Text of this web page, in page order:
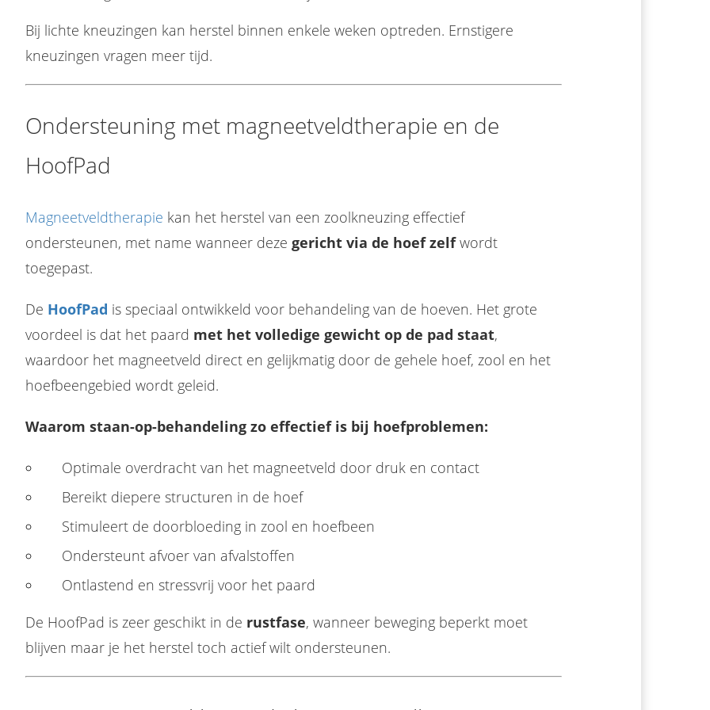
Bij lichte kneuzingen kan herstel binnen enkele weken optreden. Ernstigere
kneuzingen vragen meer tijd.
Ondersteuning met magneetveldtherapie en de
HoofPad
Magneetveldtherapie kan het herstel van een zoolkneuzing effectief
ondersteunen, met name wanneer deze gericht via de hoef zelfwordt
toegepast.
De HoofPad is speciaal ontwikkeld voor behandeling van de hoeven. Het grote
voordeel is dat het paard met het volledige gewicht op de pad staat,
waardoor het magneetveld direct en gelijkmatig door de gehele hoef, zool en het
hoefbeengebied wordt geleid.
Waarom staan-op-behandeling zo effectief is bij hoefproblemen:
Optimale overdracht van het magneetveld door druk en contact
Bereikt diepere structuren in de hoef
Stimuleert de doorbloeding in zool en hoefbeen
Ondersteunt afvoer van afvalstoffen
Ontlastend en stressvrij voor het paard
De HoofPad is zeer geschikt in de rustfase, wanneer beweging beperkt moet
blijven maar je het herstel toch actief wilt ondersteunen.